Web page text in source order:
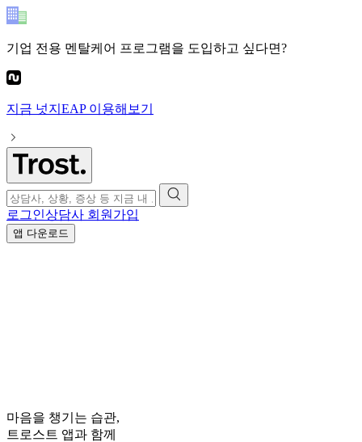
기업 전용 멘탈케어 프로그램을 도입하고 싶다면?
지금 넛지EAP이용해보기
로그인상담사 회원가입
앱 다운로드
마음을 챙기는 습관,
트로스트 앱과 함께